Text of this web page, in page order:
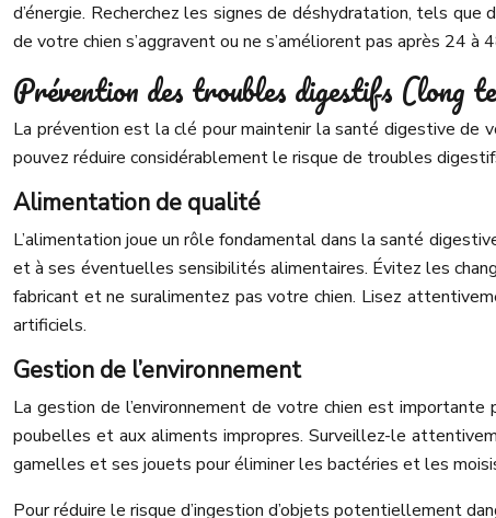
d’énergie. Recherchez les signes de déshydratation, tels
de votre chien s’aggravent ou ne s’améliorent pas après 24
Prévention des troubles digestifs (long
La prévention est la clé pour maintenir la santé digestive de
pouvez réduire considérablement le risque de troubles
Alimentation de qualité
L’alimentation joue un rôle fondamental dans la santé
et à ses éventuelles sensibilités alimentaires. Évitez les
fabricant et ne suralimentez pas votre chien. Lisez
artificiels.
Gestion de l’environnement
La gestion de l’environnement de votre chien est
poubelles et aux aliments impropres. Surveillez-le
gamelles et ses jouets pour éliminer les bactéries et les
Pour réduire le risque d’ingestion d’objets potentiellement